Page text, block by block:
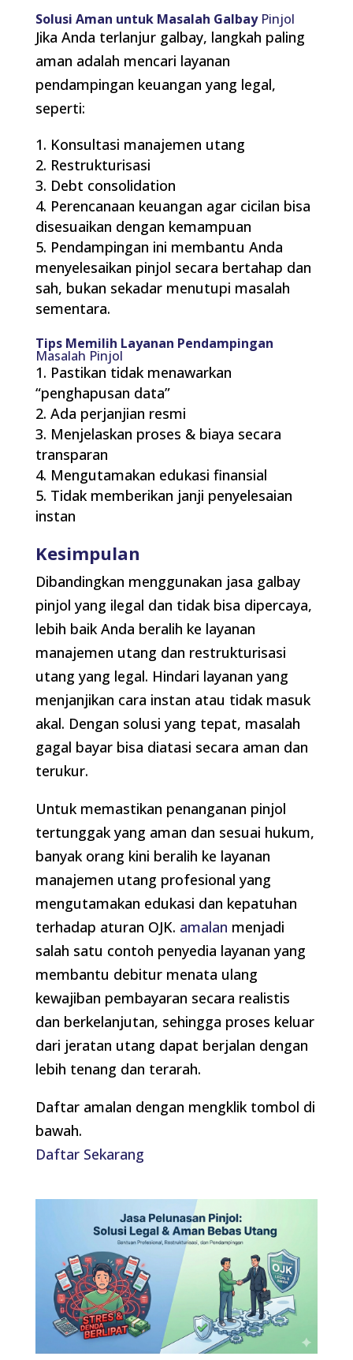
Solusi Aman untuk Masalah GalbayPinjol
Jika Anda terlanjur galbay, langkah paling
aman adalah mencari layanan
pendampingan keuangan yang legal,
seperti:
Konsultasi manajemen utang
Restrukturisasi
Debt consolidation
Perencanaan keuangan agar cicilan bisa
disesuaikan dengan kemampuan
Pendampingan ini membantu Anda
menyelesaikan pinjol secara bertahap dan
sah, bukan sekadar menutupi masalah
sementara.
Tips Memilih Layanan Pendampingan
Masalah Pinjol
Pastikan tidak menawarkan
“penghapusan data”
Ada perjanjian resmi
Menjelaskan proses & biaya secara
transparan
Mengutamakan edukasi finansial
Tidak memberikan janji penyelesaian
instan
Kesimpulan
Dibandingkan menggunakan jasa galbay
pinjol yang ilegal dan tidak bisa dipercaya,
lebih baik Anda beralih ke layanan
manajemen utang dan restrukturisasi
utang yang legal. Hindari layanan yang
menjanjikan cara instan atau tidak masuk
akal. Dengan solusi yang tepat, masalah
gagal bayar bisa diatasi secara aman dan
terukur.
Untuk memastikan penanganan pinjol
tertunggak yang aman dan sesuai hukum,
banyak orang kini beralih ke layanan
manajemen utang profesional yang
mengutamakan edukasi dan kepatuhan
terhadap aturan OJK. amalan menjadi
salah satu contoh penyedia layanan yang
membantu debitur menata ulang
kewajiban pembayaran secara realistis
dan berkelanjutan, sehingga proses keluar
dari jeratan utang dapat berjalan dengan
lebih tenang dan terarah.
Daftar amalan dengan mengklik tombol di
bawah.
Daftar Sekarang